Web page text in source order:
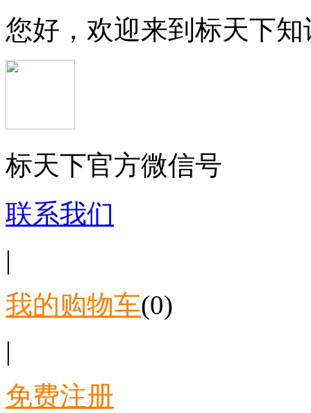
您好，欢迎来到标天下
标天下官方微信号
联系我们
|
我的购物车(0)
|
免费注册